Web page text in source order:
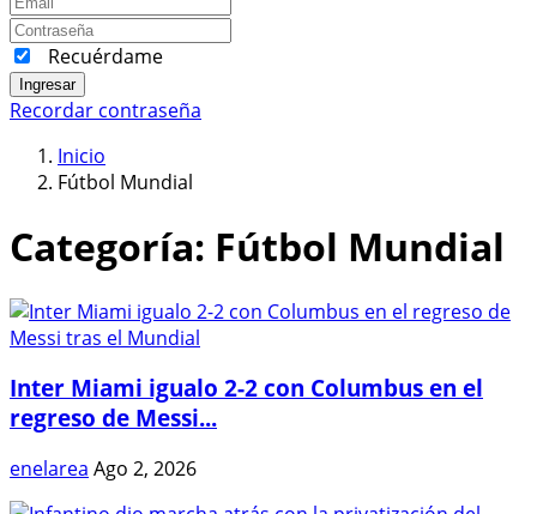
Recuérdame
Ingresar
Recordar contraseña
Inicio
Fútbol Mundial
Categoría: Fútbol Mundial
Inter Miami igualo 2-2 con Columbus en el
regreso de Messi...
enelarea Ago 2, 2026